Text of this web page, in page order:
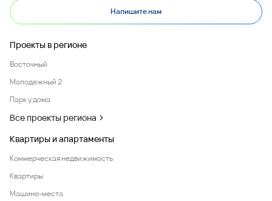
Напишите нам
Проекты в регионе
Восточный
Молодежный 2
Парк у дома
Все проекты региона
Квартиры и апартаменты
Коммерческая недвижимость
Квартиры
Машино-места